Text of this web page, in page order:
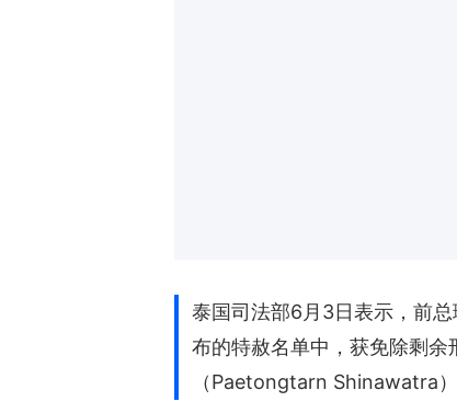
泰国司法部6月3日表示，前
布的特赦名单中，获免除剩
（Paetongtarn Shinawatra